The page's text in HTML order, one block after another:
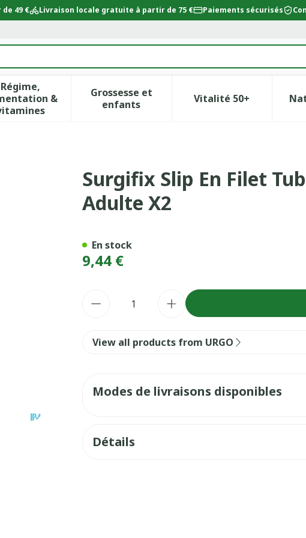
49 € Livraison locale gratuite à partir de 75 € Paiements sécurisés
pour la catégorie Beauté, soins et hygiène
Régime,
&
Afficher le sous-menu pour la catégorie Régime,
Grossesse et
enfantsAfficher le sous-menu pour la
Vitalité 50+Afficher le sous-
Extensible Pour Adulte
Surgifix Slip En Filet
Adulte X2
9,44 €
En stock
View all products from URGO
Modes de livraisons disponibles
Détails